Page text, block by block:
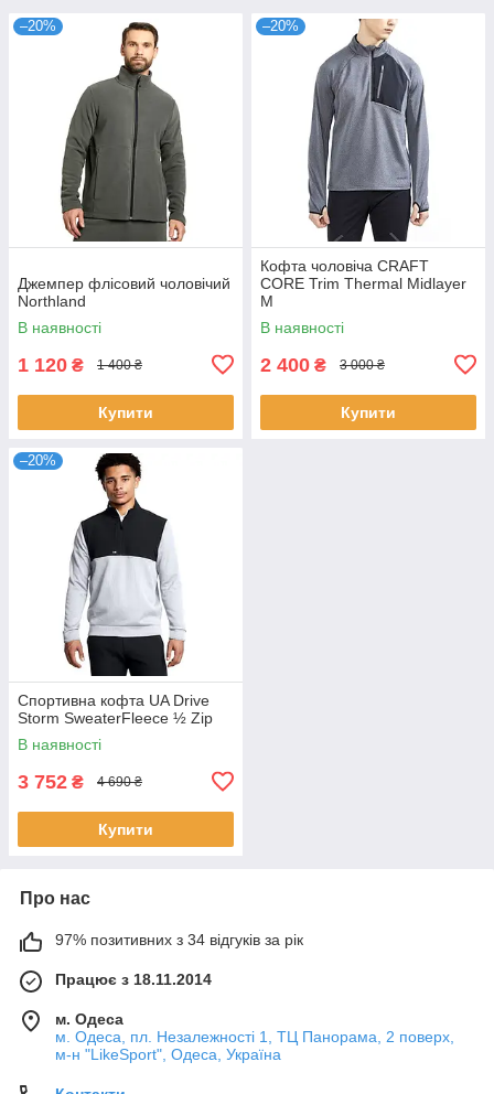
–20%
Джемпер флісовий чоловічий
Northland
В наявності
1 120 ₴ 1 400 ₴
Купити
–20%
Кофта чоловіча CRAFT
CORE Trim Thermal Midlayer
M
В наявності
2 400 ₴ 3 000 ₴
Купити
–20%
Спортивна кофта UA Drive
Storm SweaterFleece ½ Zip
В наявності
3 752 ₴ 4 690 ₴
Купити
Про нас
97% позитивних з 34 відгуків за рік
Працює з 18.11.2014
м. Одеса
м. Одеса, пл. Незалежності 1, ТЦ Панорама, 2 поверх,
м-н "LikeSport", Одеса, Україна